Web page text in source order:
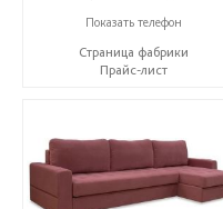
+7 (927) 630-62-82
Показать телефон
Страница фабрики
Прайс-лист